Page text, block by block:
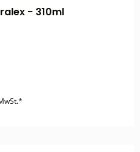
- 310ml